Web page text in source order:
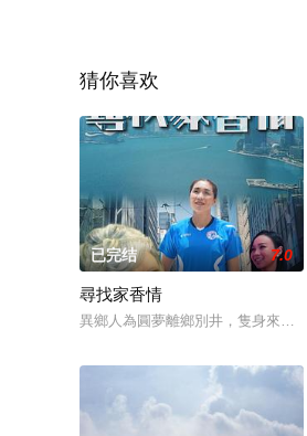
靖怡,陈婉婷,陈俊坚,鄭嘉豪,袁
剧情网等平台了解。
猜你喜欢
已完结 7.0
尋找家香情
異鄉人為圓夢離鄉別井，隻身來港